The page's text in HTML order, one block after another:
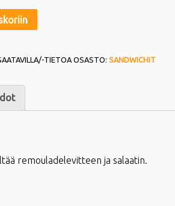
TIETOA OSASTO: SANDWICHIT
remouladelevitteen ja salaatin.